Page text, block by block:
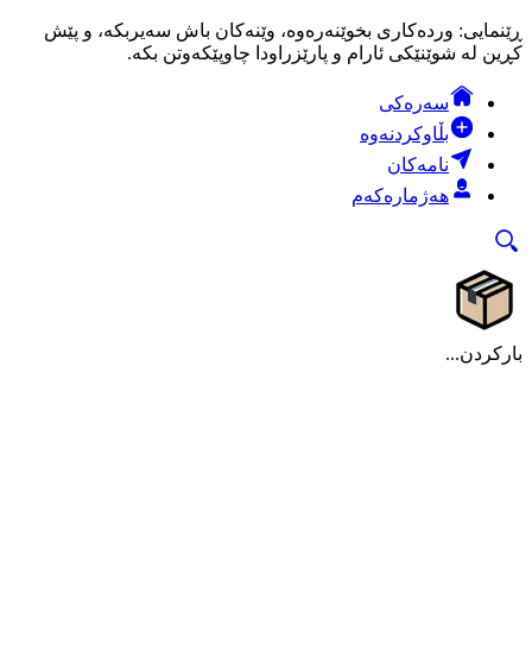
ڕێنمایی: وردەکاری بخوێنەرەوە، وێنەکان باش سەیربکە، و پێش
کڕین لە شوێنێکی ئارام و پارێزراودا چاوپێکەوتن بکە.
سەرەکی
بڵاوکردنەوە
نامەکان
هەژمارەکەم
بارکردن...